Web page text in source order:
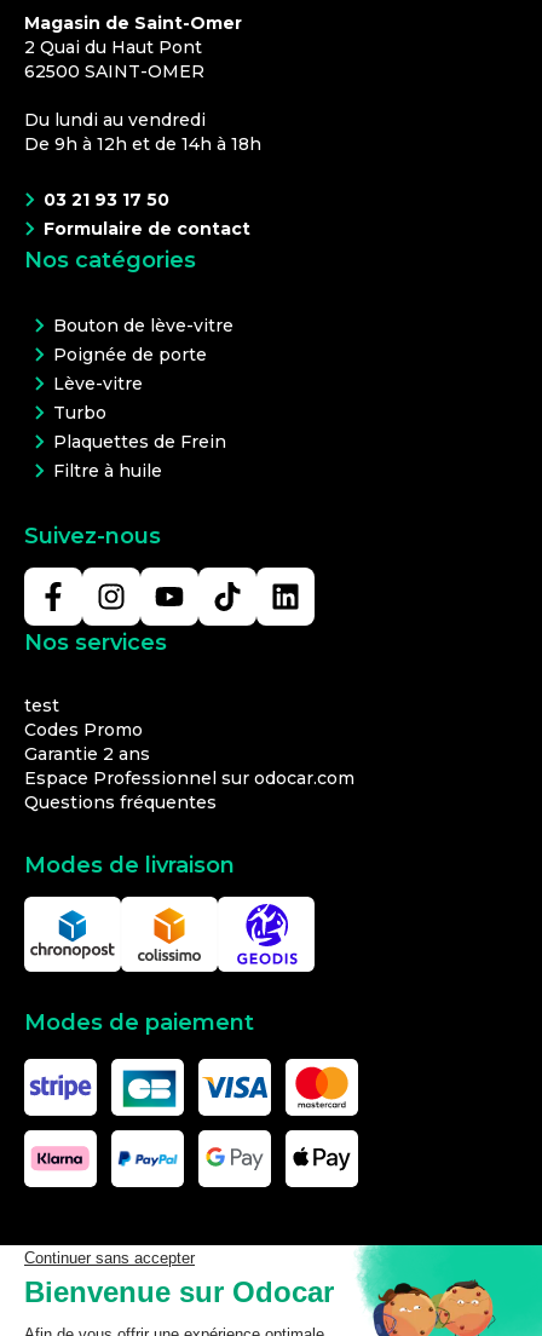
Magasin de Saint-Omer
2 Quai du Haut Pont
62500 SAINT-OMER
Du lundi au vendredi
De 9h à 12h et de 14h à 18h
03 21 93 17 50
Formulaire de contact
Nos catégories
Bouton de lève-vitre
Poignée de porte
Lève-vitre
Turbo
Plaquettes de Frein
Filtre à huile
Suivez-nous
Nos services
test
Codes Promo
Garantie 2 ans
Espace Professionnel sur odocar.com
Questions fréquentes
Modes de livraison
Modes de paiement
Les données affichées ici, particulièrement la base de donnée
complète, ne doivent pas être copiées. Il est interdit d’exploiter les
données ou la base de données complète, de laisser un tiers les